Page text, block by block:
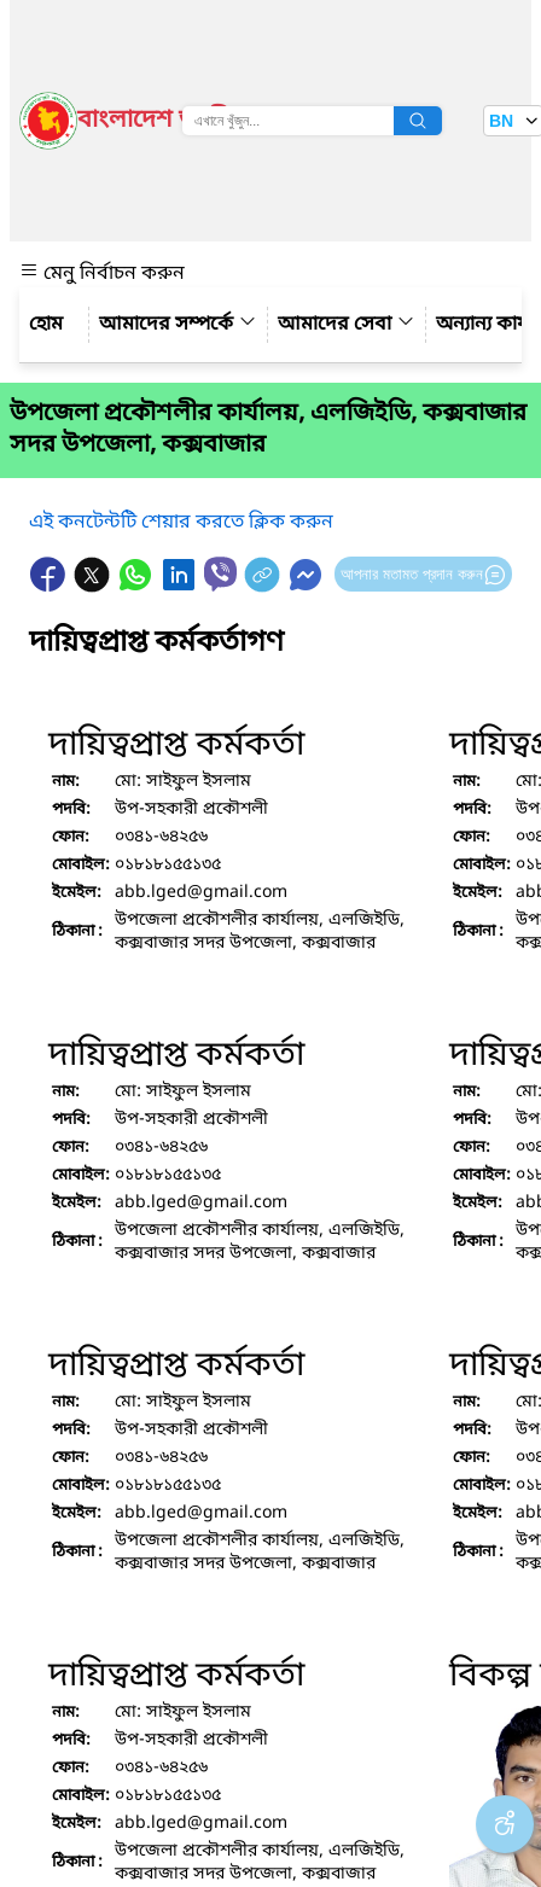
বাংলাদেশ জাতীয় তথ্য বাতায়ন BN
মেনু নির্বাচন করুন
আমাদের সম্পর্কে
আমাদের সেবা অন্যান্য
উপজেলা প্রকৌশলীর কার্যালয়, এলজিইডি, কক্সবাজার
সদর উপজেলা, কক্সবাজার
এই কনটেন্টটি শেয়ার করতে ক্লিক করুন
আপনার মতামত প্রদান করুন
দায়িত্বপ্রাপ্ত কর্মকর্তাগণ
দায়িত্বপ্রাপ্ত কর্মকর্তা
নাম: মো: সাইফুল ইসলাম
পদবি: উপ-সহকারী প্রকৌশলী
ফোন: ০৩৪১-৬৪২৫৬
মোবাইল: ০১৮১৮১৫৫১৩৫
ইমেইল: abb.lged@gmail.com
ঠিকানা : উপজেলা প্রকৌশলীর কার্যালয়, এলজিইডি,
কক্সবাজার সদর উপজেলা, কক্সবাজার
নাম:
পদবি:
ফোন:
মোবাইল:
ইমেইল:
ঠিকানা :
দায়িত্বপ্রাপ্ত কর্মকর্তা
নাম: মো: সাইফুল ইসলাম
পদবি: উপ-সহকারী প্রকৌশলী
ফোন: ০৩৪১-৬৪২৫৬
মোবাইল: ০১৮১৮১৫৫১৩৫
ইমেইল: abb.lged@gmail.com
ঠিকানা : উপজেলা প্রকৌশলীর কার্যালয়, এলজিইডি,
কক্সবাজার সদর উপজেলা, কক্সবাজার
নাম:
পদবি:
ফোন:
মোবাইল:
ইমেইল:
ঠিকানা :
দায়িত্বপ্রাপ্ত কর্মকর্তা
নাম: মো: সাইফুল ইসলাম
পদবি: উপ-সহকারী প্রকৌশলী
ফোন: ০৩৪১-৬৪২৫৬
মোবাইল: ০১৮১৮১৫৫১৩৫
ইমেইল: abb.lged@gmail.com
ঠিকানা : উপজেলা প্রকৌশলীর কার্যালয়, এলজিইডি,
কক্সবাজার সদর উপজেলা, কক্সবাজার
নাম:
পদবি:
ফোন:
মোবাইল:
ইমেইল:
ঠিকানা :
দায়িত্বপ্রাপ্ত কর্মকর্তা
নাম: মো: সাইফুল ইসলাম
পদবি: উপ-সহকারী প্রকৌশলী
ফোন: ০৩৪১-৬৪২৫৬
মোবাইল: ০১৮১৮১৫৫১৩৫
ইমেইল: abb.lged@gmail.com
ঠিকানা : উপজেলা প্রকৌশলীর কার্যালয়, এলজিইডি,
কক্সবাজার সদর উপজেলা, কক্সবাজার
বিকল্প